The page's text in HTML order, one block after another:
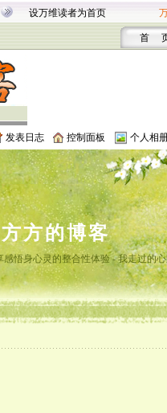
设万维读者为首页
首
发表日志 控制面板 个人相
方方的博客
悟身心灵的整合性体验 - 我走过的